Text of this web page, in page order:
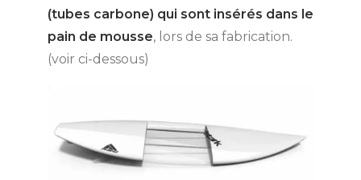
(tubes carbone) qui sont insérés dans le
pain de mousse, lors de sa fabrication.
(voir ci-dessous)